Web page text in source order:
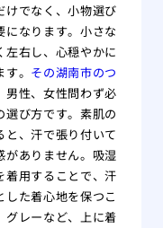
けでなく、小物選び
になります。小さな
右し、心穏やかに
。 その湖南市のつ
男性、女性問わず必
び方です。素肌の
、汗で張り付いて
がありません。吸湿
着用することで、汗
た着心地を保つこ
グレーなど、上に着